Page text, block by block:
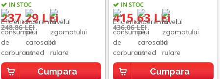
IN STOC
237,29 LEI
248,86 LEI
Cumpara
IN STOC
415,63 LEI
436,06 LEI
Cumpara